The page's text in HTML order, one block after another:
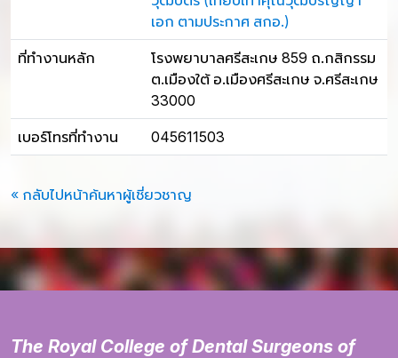
เอก ตามประกาศ สกอ.)
ที่ทำงานหลัก
โรงพยาบาลศรีสะเกษ 859 ถ.กสิกรรม
ต.เมืองใต้ อ.เมืองศรีสะเกษ จ.ศรีสะเกษ
33000
เบอร์โทรที่ทำงาน 045611503
« กลับไปหน้าค้นหาผู้เชี่ยวชาญ
The Royal College of Dental Surgeons of